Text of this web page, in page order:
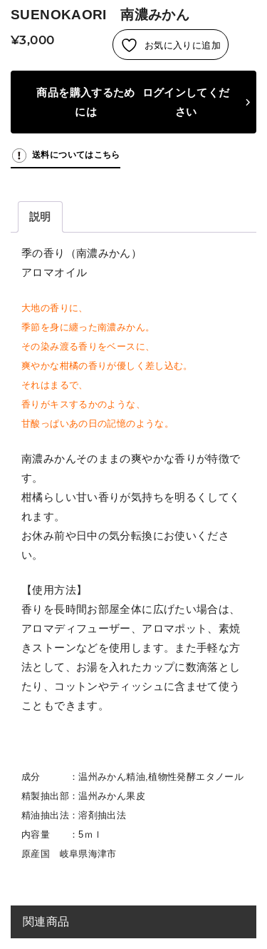
SUENOKAORI 南濃みかん
¥3,000
送料についてはこちら
お気に入りに追加
商品を購入するため
には
ログインしてくだ
さい
説明
季の香り（南濃みかん）
アロマオイル
大地の香りに、
季節を身に纏った南濃みかん。
その染み渡る香りをベースに、
爽やかな柑橘の香りが優しく差し込む。
それはまるで、
香りがキスするかのような、
甘酸っぱいあの日の記憶のような。
南濃みかんそのままの爽やかな香りが特徴で
す。
柑橘らしい甘い香りが気持ちを明るくしてく
れます。
お休み前や日中の気分転換にお使いくださ
い。
【使用方法】
香りを長時間お部屋全体に広げたい場合は、
アロマディフューザー、アロマポット、素焼
きストーンなどを使用します。また手軽な方
法として、お湯を入れたカップに数滴落とし
たり、コットンやティッシュに含ませて使う
こともできます。
成分 ：温州みかん精油,植物性発酵エタノール
精製抽出部：温州みかん果皮
精油抽出法：溶剤抽出法
内容量 ：5ｍｌ
原産国 岐阜県海津市
関連商品